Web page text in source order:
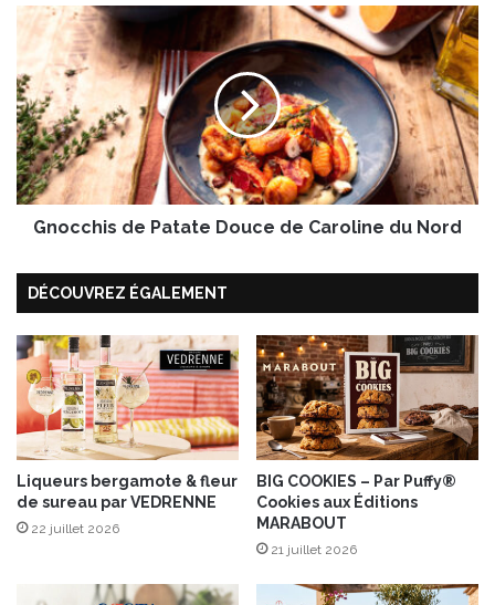
e
r
B
e
l
l
o
n
e
B
o
d
a
n
s
u
c
c
h
i
s
d
a
t
e
o
u
c
e
d
e
Gnocchis de Patate Douce de Caroline du Nord
DÉCOUVREZ ÉGALEMENT
Liqueurs bergamote & fleur
de sureau par VEDRENNE
22 juillet 2026
BIG COOKIES – Par Puffy®
Cookies aux Éditions
MARABOUT
21 juillet 2026